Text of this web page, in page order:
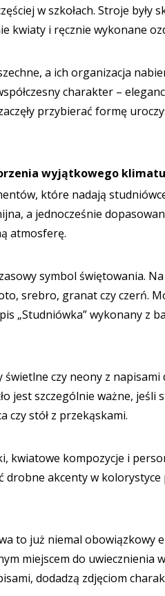
w szkołach. Stroje były
kwiaty i ręcznie wykonane
a ich organizacja
charakter –
przybierać formę
wyjątkowego klimatu
które nadają
a jednocześnie
atmosferę.
symbol świętowania.
srebro, granat czy czerń.
„Studniówka” wykonany z
świetlne czy neony z
jest szczególnie ważne, jeśli
czy stół z przekąskami.
kwiatowe kompozycje i
akcenty w
to już niemal obowiązkowy
miejscem do uwiecznienia
dodadzą zdjęciom